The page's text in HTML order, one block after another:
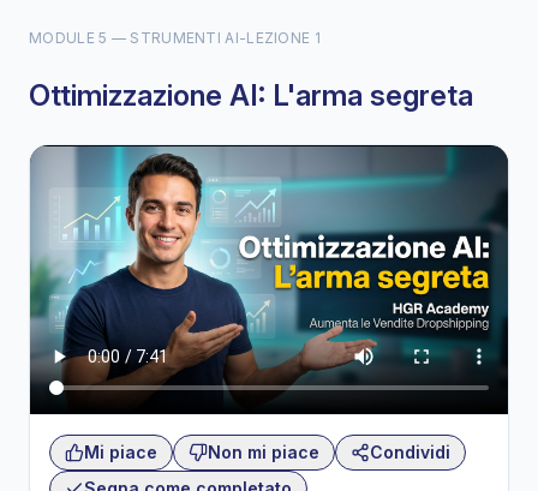
MODULE 5 — STRUMENTI AI-LEZIONE 1
Ottimizzazione AI: L'arma segreta
Mi piace Non mi piace
Condividi